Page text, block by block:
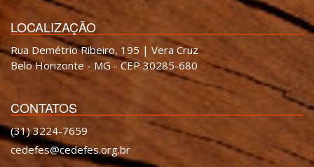
LOCALIZAÇÃO
Rua Demétrio Ribeiro, 195 | Vera Cruz
Belo Horizonte - MG - CEP 30285-680
CONTATOS
(31) 3224-7659
cedefes@cedefes.org.br